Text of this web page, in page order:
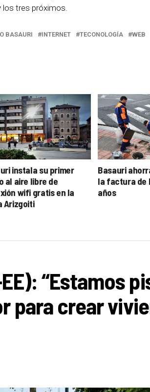
tres próximos.
BASAURI INTERNET TECONOLOGÍA WEB
instala su primer
al aire libre de
wifi gratis en la
Arizgoiti
Basauri
la factura de
años
“Estamos
para crear